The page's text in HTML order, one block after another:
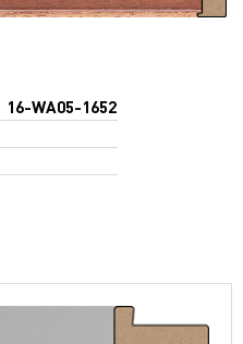
16-WA05-1652